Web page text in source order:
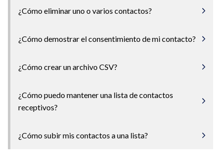
¿Cómo eliminar uno o varios contactos?
¿Cómo demostrar el consentimiento de mi contacto?
¿Cómo crear un archivo CSV?
¿Cómo puedo mantener una lista de contactos
receptivos?
¿Cómo subir mis contactos a una lista?